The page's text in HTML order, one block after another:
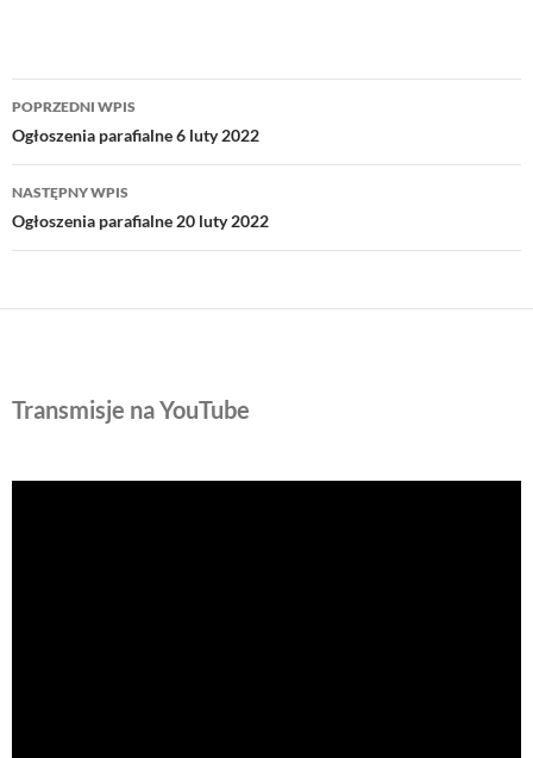
Nawigacja
wpisu
POPRZEDNI WPIS
Ogłoszenia parafialne 6 luty 2022
NASTĘPNY WPIS
Ogłoszenia parafialne 20 luty 2022
Transmisje na YouTube